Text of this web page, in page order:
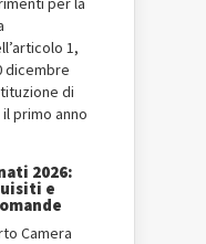
1,
dicembre
di
primo anno
2026:
e
Camera